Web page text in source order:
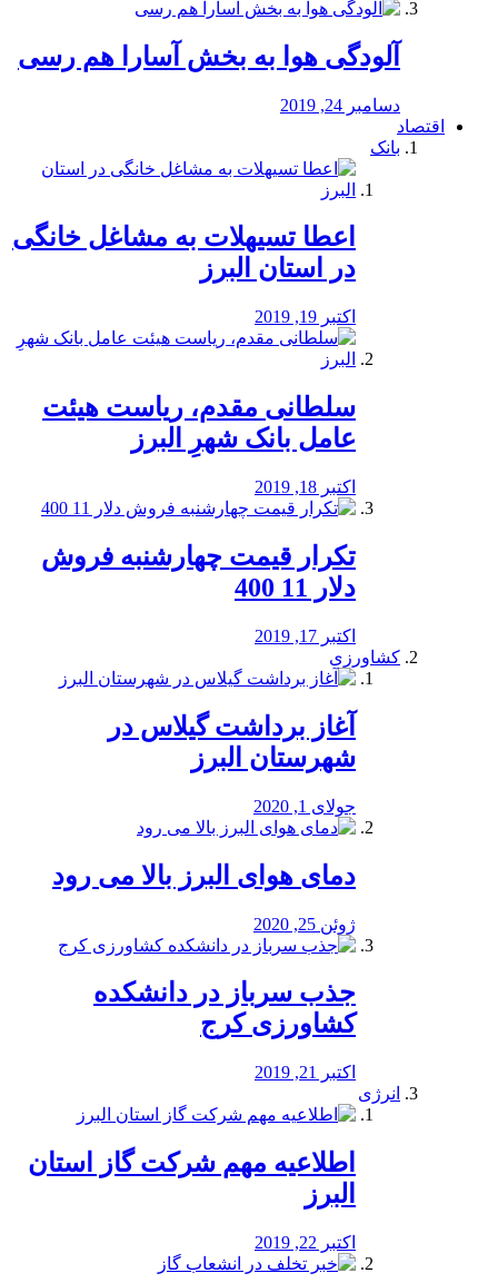
آلودگی هوا به بخش آسارا هم رسی
دسامبر 24, 2019
اقتصاد
بانک
️اعطا تسیهلات به مشاغل خانگی
در استان البرز
اکتبر 19, 2019
سلطانی مقدم، ریاست هیئت
عامل بانک شهرِ البرز
اکتبر 18, 2019
تکرار قیمت چهارشنبه فروش
دلار 11 400
اکتبر 17, 2019
کشاورزی
آغاز برداشت گیلاس در
شهرستان البرز
جولای 1, 2020
دمای هوای البرز بالا می رود
ژوئن 25, 2020
جذب سرباز در دانشکده
کشاورزی کرج
اکتبر 21, 2019
انرژی
️اطلاعیه مهم شرکت گاز استان
البرز
اکتبر 22, 2019